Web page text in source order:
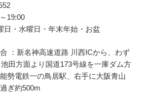
19:00
日・水曜日・年末年始・お盆
：新名神高速道路 川西ICから、わず
田方面より国道173号線を一庫ダム方
勢電鉄一の鳥居駅、右手に大阪青山
ぎ約500m